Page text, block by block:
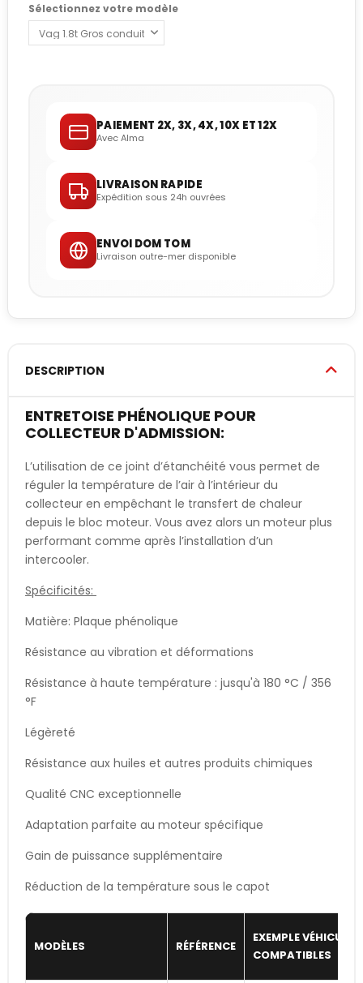
Sélectionnez votre modèle
PAIEMENT 2X, 3X, 4X, 10X ET 12X
Avec Alma
LIVRAISON RAPIDE
Expédition sous 24h ouvrées
ENVOI DOM TOM
Livraison outre-mer disponible
DESCRIPTION
ENTRETOISE PHÉNOLIQUE POUR
COLLECTEUR D'ADMISSION:
L’utilisation de ce joint d’étanchéité vous permet de
réguler la température de l’air à l’intérieur du
collecteur en empêchant le transfert de chaleur
depuis le bloc moteur. Vous avez alors un moteur plus
performant comme après l’installation d’un
intercooler.
Spécificités:
Matière: Plaque phénolique
Résistance au vibration et déformations
Résistance à haute température : jusqu'à 180 °C / 356
°F
Légèreté
Résistance aux huiles et autres produits chimiques
Qualité CNC exceptionnelle
Adaptation parfaite au moteur spécifique
Gain de puissance supplémentaire
Réduction de la température sous le capot
MODÈLES RÉFÉRENCE
EXEMPLE VÉHICULES
COMPATIBLES